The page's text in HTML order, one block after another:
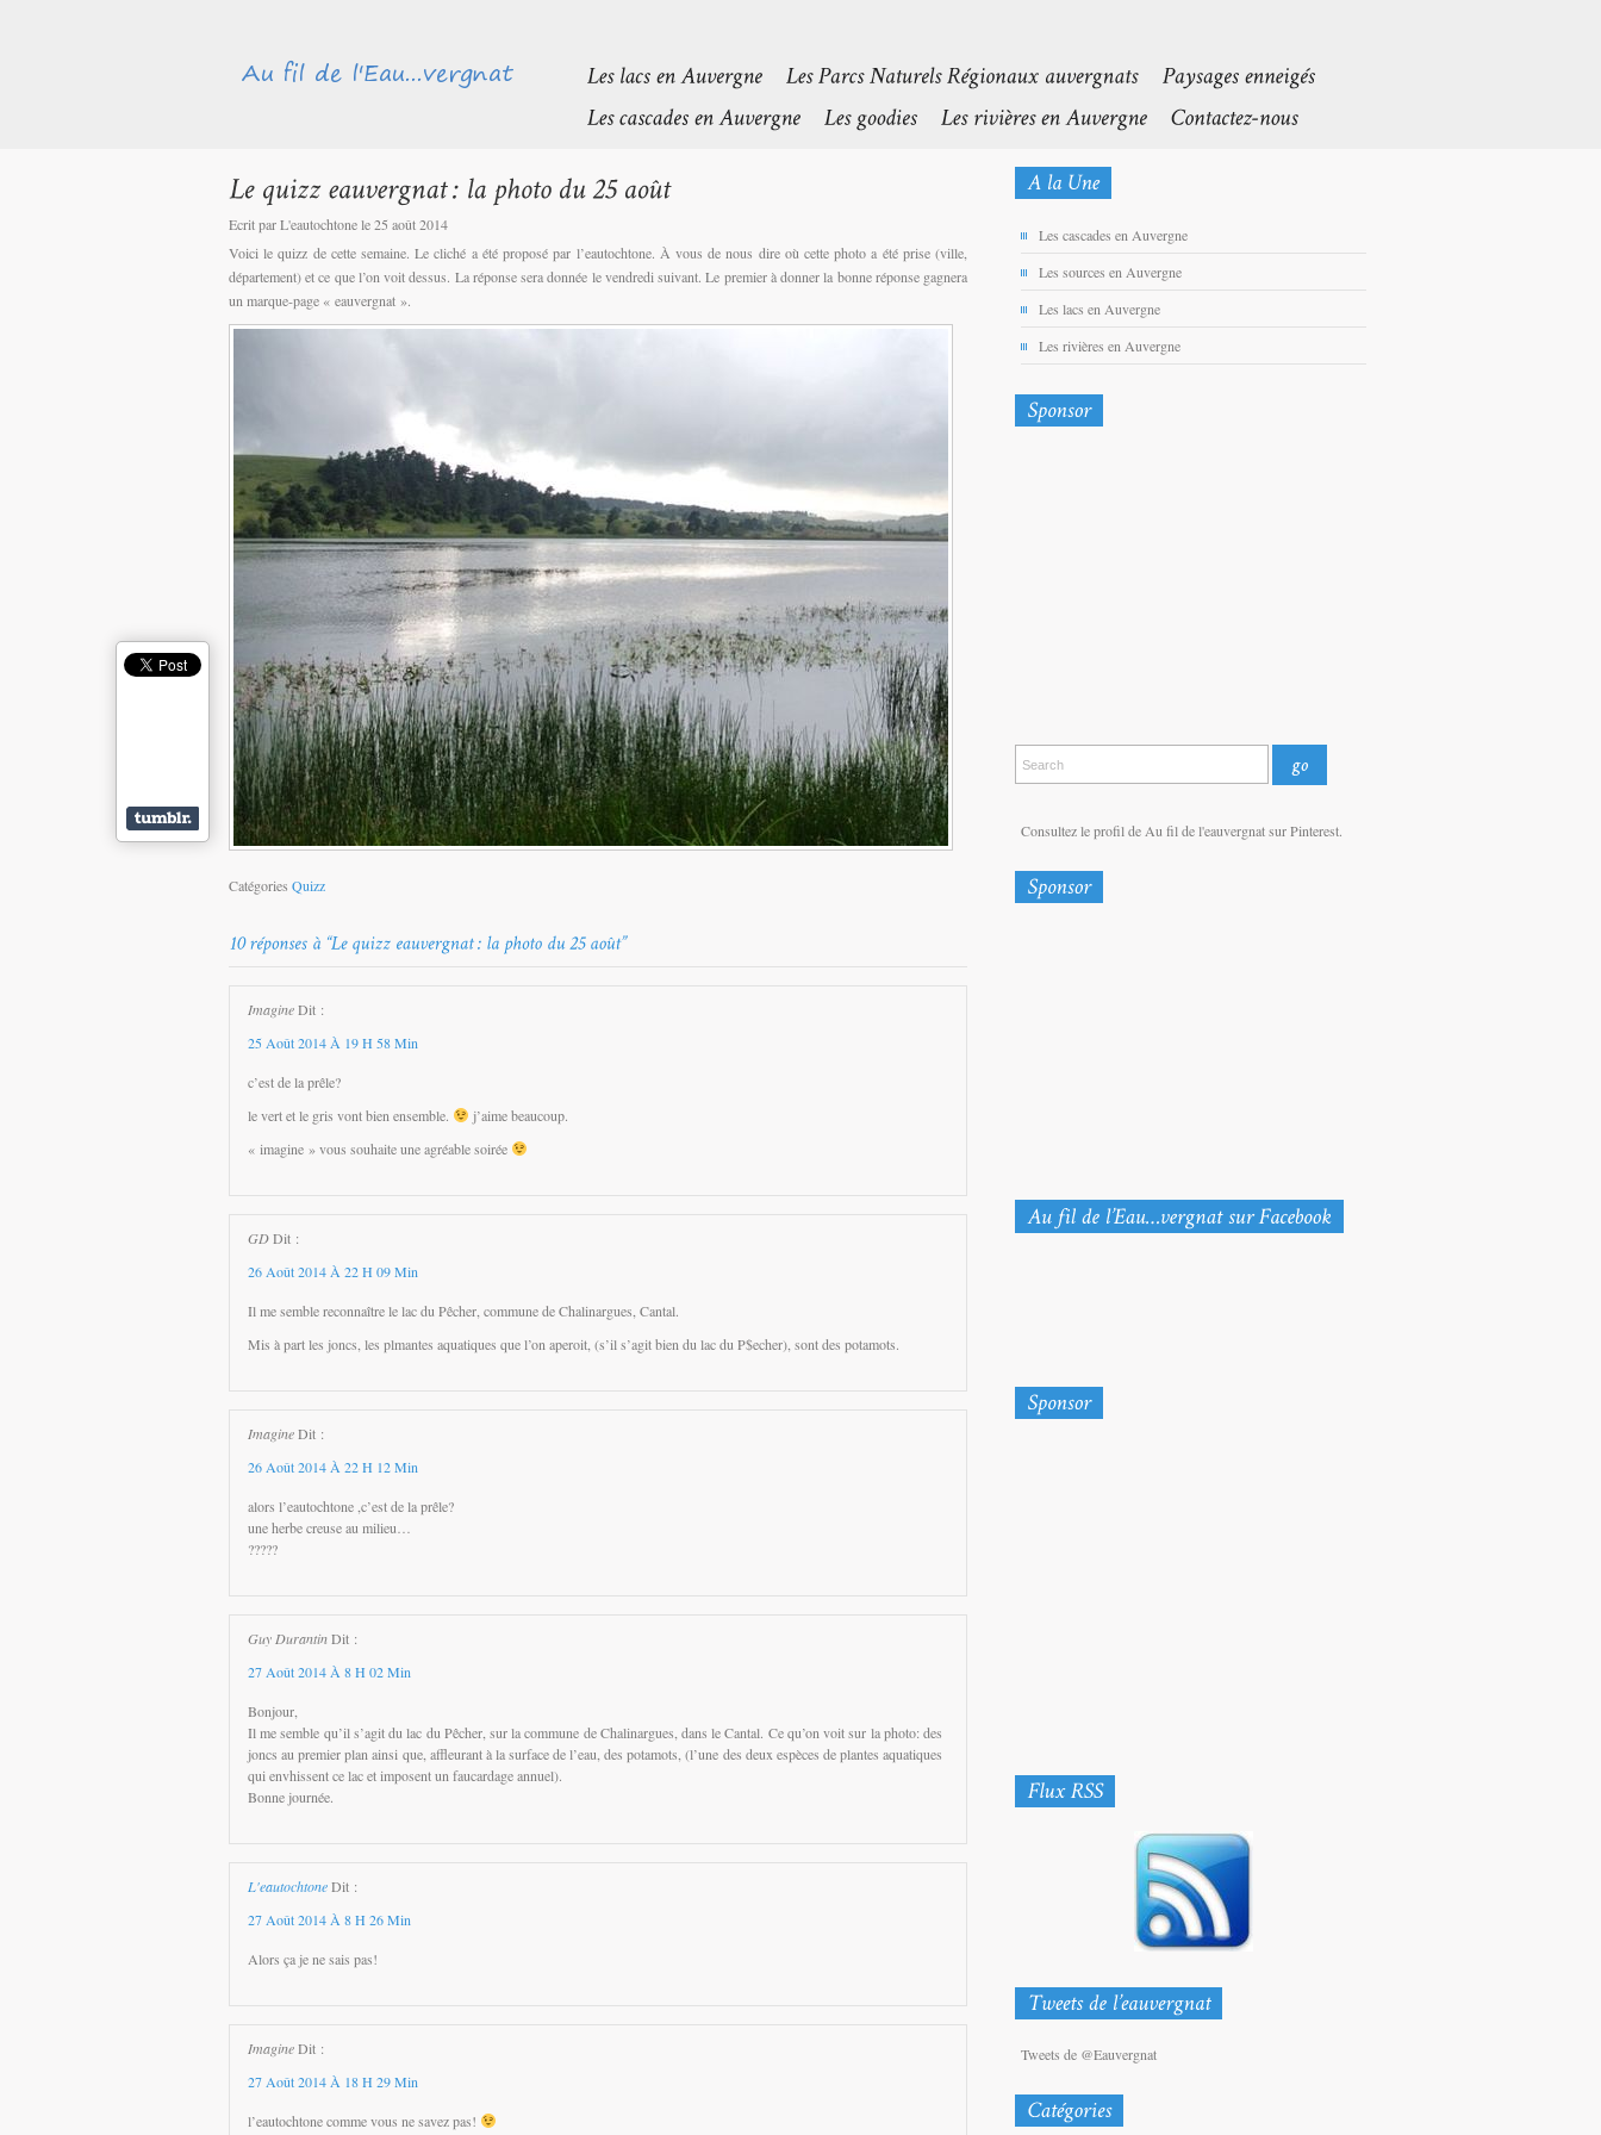
Ecrit par L'eautochtone le 25 août 2014
Voici le quizz de cette semaine. Le cliché a été proposé par l’eautochtone. À vous de nous dire où cette photo a été prise (ville,
département) et ce que l’on voit dessus. La réponse sera donnée le vendredi suivant. Le premier à donner la bonne réponse gagnera
un marque-page « eauvergnat ».
Catégories Quizz
ImagineDit :
25 Août 2014 À 19 H 58 Min
c’est de la prêle?
le vert et le gris vont bien ensemble.
j’aime beaucoup.
« imagine » vous souhaite une agréable soirée
GDDit :
26 Août 2014 À 22 H 09 Min
Il me semble reconnaître le lac du Pêcher, commune de Chalinargues, Cantal.
Mis à part les joncs, les plmantes aquatiques que l’on aperoit, (s’il s’agit bien du lac du P$echer), sont des potamots.
ImagineDit :
26 Août 2014 À 22 H 12 Min
alors l’eautochtone ,c’est de la prêle?
une herbe creuse au milieu…
?????
Guy DurantinDit :
27 Août 2014 À 8 H 02 Min
Bonjour,
Il me semble qu’il s’agit du lac du Pêcher, sur la commune de Chalinargues, dans le Cantal. Ce qu’on voit sur la photo: des
joncs au premier plan ainsi que, affleurant à la surface de l’eau, des potamots, (l’une des deux espèces de plantes aquatiques
qui envhissent ce lac et imposent un faucardage annuel).
Bonne journée.
L'eautochtoneDit :
27 Août 2014 À 8 H 26 Min
Alors ça je ne sais pas!
ImagineDit :
27 Août 2014 À 18 H 29 Min
l’eautochtone comme vous ne savez pas!
Les cascades en Auvergne
Les sources en Auvergne
Les lacs en Auvergne
Les rivières en Auvergne
Consultez le profil de Au fil de l'eauvergnat sur Pinterest.
Tweets de @Eauvergnat